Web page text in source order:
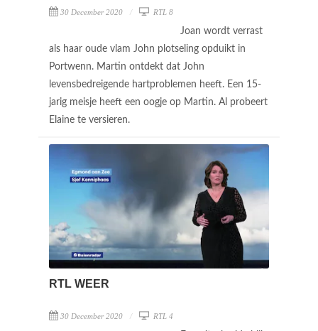
30 December 2020 RTL 8
Joan wordt verrast
als haar oude vlam John plotseling opduikt in
Portwenn. Martin ontdekt dat John
levensbedreigende hartproblemen heeft. Een 15-
jarig meisje heeft een oogje op Martin. Al probeert
Elaine te versieren.
RTL WEER
30 December 2020 RTL 4